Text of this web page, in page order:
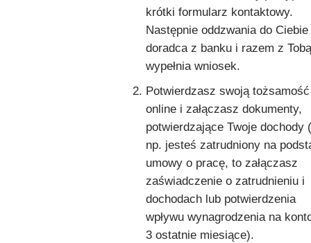
krótki formularz kontaktowy.
Następnie oddzwania do Ciebie
doradca z banku i razem z Tobą
wypełnia wniosek.
Potwierdzasz swoją tożsamość
online i załączasz dokumenty,
potwierdzające Twoje dochody
np. jesteś zatrudniony na
umowy o pracę, to załączasz
zaświadczenie o zatrudnieniu i
dochodach lub potwierdzenia
wpływu wynagrodzenia na
3 ostatnie miesiące).